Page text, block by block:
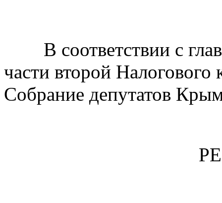
В соответствии с
части второй
Собрание депутатов